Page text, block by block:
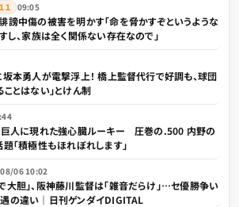
１ 09:05
中傷の被害を明かす「命を脅かすぞというような
し、家族は全く関係ない存在なので」
坂本勇人が電撃浮上！ 橋上監督代行で好調も、球団
とはない」とけん制
巨人に現れた強心臓ルーキー 圧巻の.500 内野の
「積極性もほれぼれします」
08/06 10:02
大胆」、阪神藤川監督は「雑音だらけ」…セ優勝争い
の違い｜日刊ゲンダイDIGITAL